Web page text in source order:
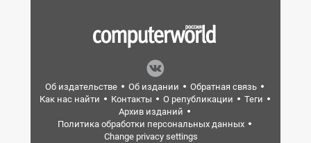
Об издательстве Об издании
Обратная связь
Как нас найти
Контакты О републикации
Теги
Архив изданий
Политика обработки персональных данных
Change privacy settings